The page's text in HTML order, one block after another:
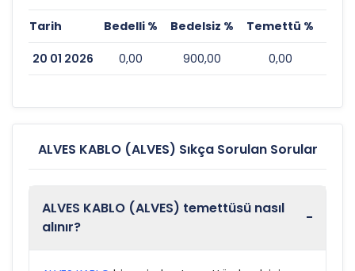
Tarih Bedelli % Bedelsiz % Temettü %
20 01 2026 0,00 900,00 0,00
ALVES KABLO (ALVES) Sıkça Sorulan Sorular
ALVES KABLO (ALVES) temettüsü nasıl
alınır?
-